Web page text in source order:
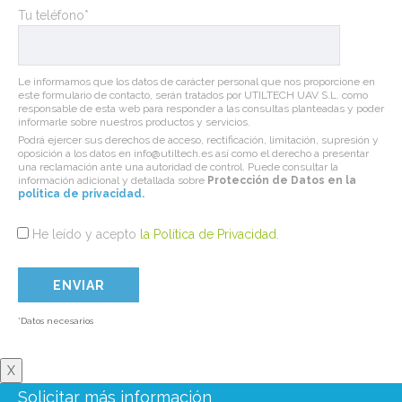
Tu teléfono*
Le informamos que los datos de carácter personal que nos proporcione en
este formulario de contacto, serán tratados por UTILTECH UAV S.L. como
responsable de esta web para responder a las consultas planteadas y poder
informarle sobre nuestros productos y servicios.
Podrá ejercer sus derechos de acceso, rectificación, limitación, supresión y
oposición a los datos en info@utiltech.es así como el derecho a presentar
una reclamación ante una autoridad de control. Puede consultar la
información adicional y detallada sobre Protección de Datos en la
politica de privacidad.
He leído y acepto la Política de Privacidad
*Datos necesarios
X
Solicitar más información